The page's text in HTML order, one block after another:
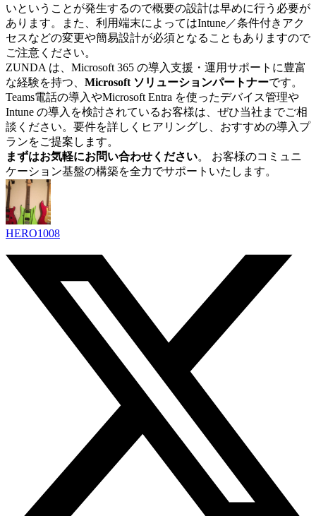
いということが発生するので概要の設計は早めに行う必要が
あります。また、利用端末によってはIntune／条件付きアク
セスなどの変更や簡易設計が必須となることもありますので
ご注意ください。
ZUNDA は、Microsoft 365 の導入支援・運用サポートに豊富
な経験を持つ、 Microsoft ソリューションパートナーです。
Teams電話の導入やMicrosoft Entra を使ったデバイス管理や
Intune の導入を検討されているお客様は、ぜひ当社までご相
談ください。要件を詳しくヒアリングし、おすすめの導入プ
ランをご提案します。
まずはお気軽にお問い合わせください。 お客様のコミュニ
ケーション基盤の構築を全力でサポートいたします。
HERO1008